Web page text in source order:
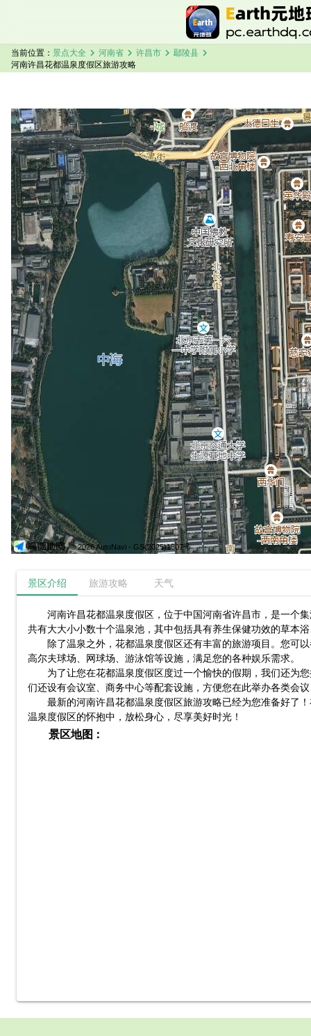
当前位置： 景点大全 chevron_right 河南省 chevron_right 许昌市 chevron_right 鄢陵县 chevron_right
河南许昌花都温泉度假区旅游攻略
河南许昌花都温泉度假区卫星地图加载中，请稍候...
© 2026 AutoNavi - GS(2025)1807号
景区介绍 旅游攻略 天气
河南许昌花都温泉度假区，位于中国河南省许昌市，是一个
共有大大小小数十个温泉池，其中包括具有养生保健功效的草本
除了温泉之外，花都温泉度假区还有丰富的旅游项目。您可
高尔夫球场、网球场、游泳馆等设施，满足您的各种娱乐需求。
为了让您在花都温泉度假区度过一个愉快的假期，我们还为
们还设有会议室、商务中心等配套设施，方便您在此举办各类会
最新的河南许昌花都温泉度假区旅游攻略已经为您准备好了
温泉度假区的怀抱中，放松身心，尽享美好时光！
景区地图：